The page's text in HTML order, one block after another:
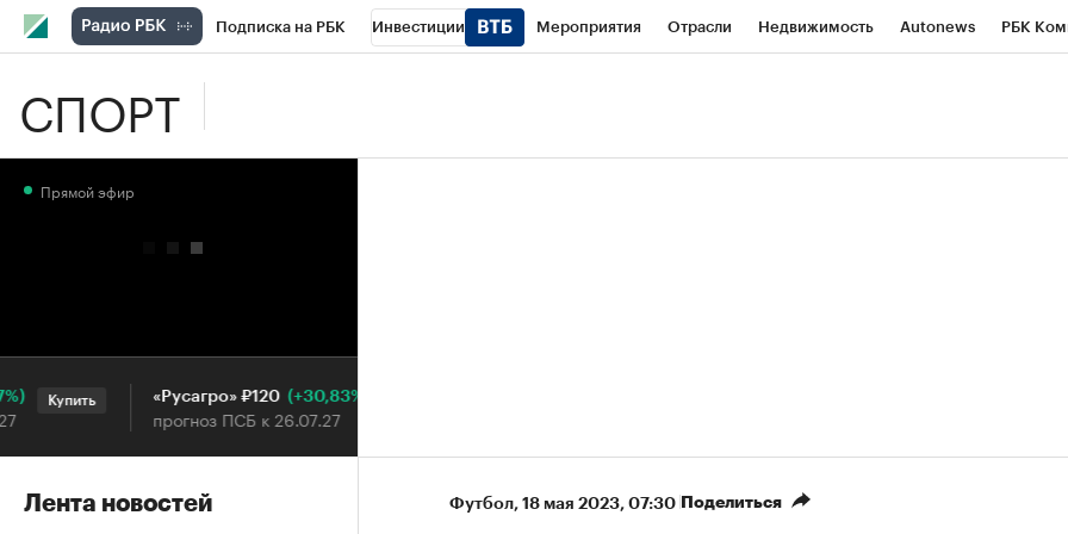
Подписка на РБК Инвестиции Мероприятия Отрасли Недвижимость Autonews РБК
СПОРТ
Футбол⁠, 18 мая 2023, 07:30 Поделиться
Прямой эфир
Купить «Русагро» ₽120 (+30,83%)
прогноз ПСБ к 26.07.27
Лента новостей